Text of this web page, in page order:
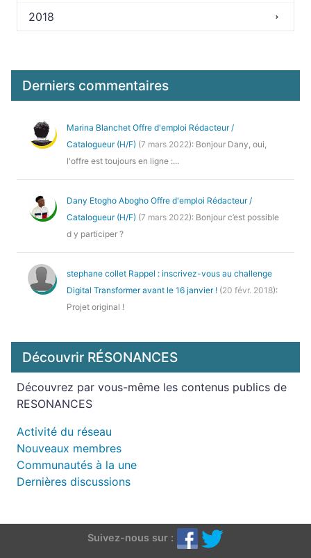
2018
Derniers commentaires
Marina Blanchet Offre d'emploi Rédacteur /
Catalogueur (H/F) (7 mars 2022): Bonjour Dany, oui,
l'offre est toujours en ligne :...
Dany Etogho Abogho Offre d'emploi Rédacteur /
Catalogueur (H/F) (7 mars 2022): Bonjour c’est possible
d y participer ?
stephane collet Rappel : inscrivez-vous au challenge
Digital Transformer avant le 16 janvier ! (20 févr. 2018):
Projet original !
Découvrir RÉSONANCES
Découvrez par vous-même les contenus publics de
RESONANCES
Activité du réseau
Nouveaux membres
Communautés à la une
Dernières discussions
Suivez-nous sur :